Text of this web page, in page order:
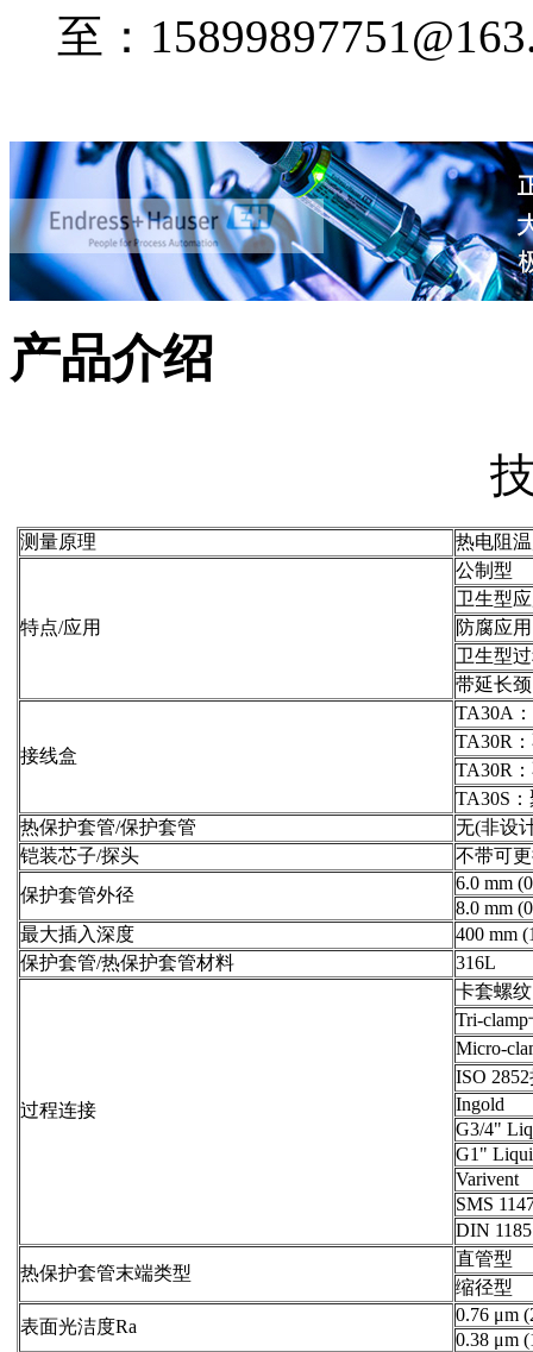
至：
产品介绍
测量原理 热电阻
特点/应用
公制型
卫生型
防腐应用
卫生型
带延长颈
接线盒
TA30A
TA30R
TA30R
TA30S
热保护套管/保护套管
无(非设
铠装芯子/探头
不带可
保护套管外径
6.0 mm
8.0 mm
最大插入深度
400 mm
保护套管/热保护套管材料
316L
过程连接
卡套螺纹
Tri-
Micro-
ISO
Ingold
G3/4"
G1"
Varivent
SMS
DIN
热保护套管末端类型
直管型
缩径型
表面光洁度Ra
0.76 μm
0.38 μm